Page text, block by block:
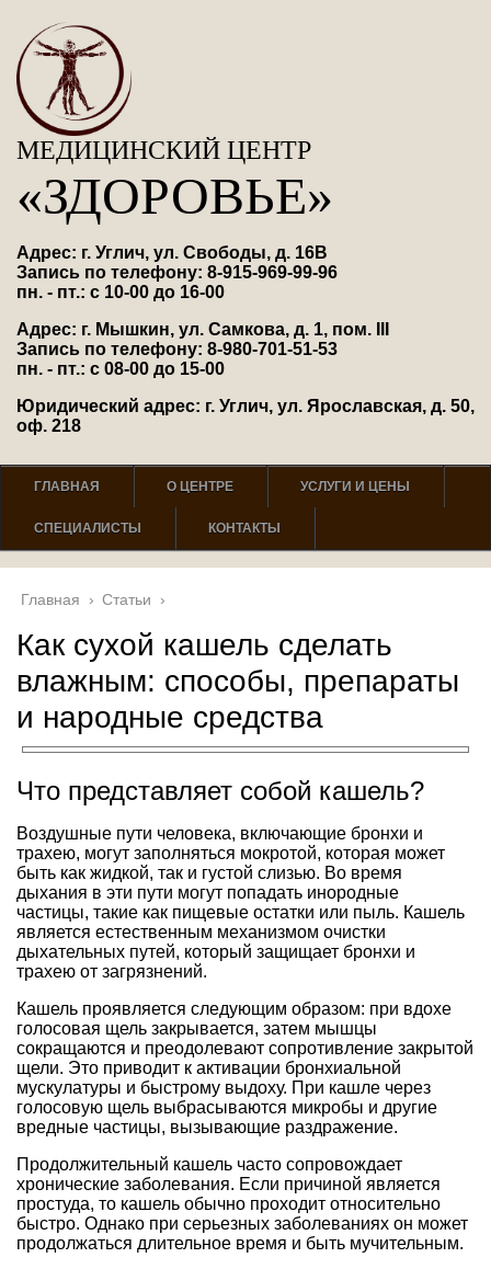
МЕДИЦИНСКИЙ ЦЕНТР
«ЗДОРОВЬЕ»
Адрес: г. Углич, ул. Свободы, д. 16В
Запись по телефону: 8-915-969-99-96
пн. - пт.: с 10-00 до 16-00
Адрес: г. Мышкин, ул. Самкова, д. 1, пом. III
Запись по телефону: 8-980-701-51-53
пн. - пт.: с 08-00 до 15-00
Юридический адрес: г. Углич, ул. Ярославская, д. 50,
оф. 218
ГЛАВНАЯ О ЦЕНТРЕ УСЛУГИ И ЦЕНЫ
СПЕЦИАЛИСТЫ КОНТАКТЫ
Главная › Статьи ›
Как сухой кашель сделать
влажным: способы, препараты
и народные средства
Что представляет собой кашель?
Воздушные пути человека, включающие бронхи и
трахею, могут заполняться мокротой, которая может
быть как жидкой, так и густой слизью. Во время
дыхания в эти пути могут попадать инородные
частицы, такие как пищевые остатки или пыль. Кашель
является естественным механизмом очистки
дыхательных путей, который защищает бронхи и
трахею от загрязнений.
Кашель проявляется следующим образом: при вдохе
голосовая щель закрывается, затем мышцы
сокращаются и преодолевают сопротивление закрытой
щели. Это приводит к активации бронхиальной
мускулатуры и быстрому выдоху. При кашле через
голосовую щель выбрасываются микробы и другие
вредные частицы, вызывающие раздражение.
Продолжительный кашель часто сопровождает
хронические заболевания. Если причиной является
простуда, то кашель обычно проходит относительно
быстро. Однако при серьезных заболеваниях он может
продолжаться длительное время и быть мучительным.